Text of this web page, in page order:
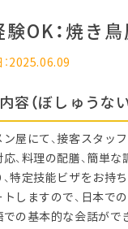
験OK：焼き
2025.06.09
容（ぼしゅうな
ン屋にて、接客スタッ
、料理の配膳、簡単
、特定技能ビザをお持
トしますので、日本で
での基本的な会話がで